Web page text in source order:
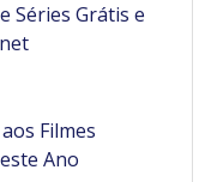
Séries Grátis e
Filmes
Ano